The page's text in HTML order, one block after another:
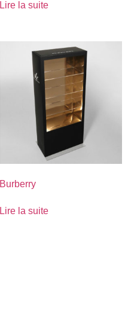
Lire la suite
Burberry
Lire la suite